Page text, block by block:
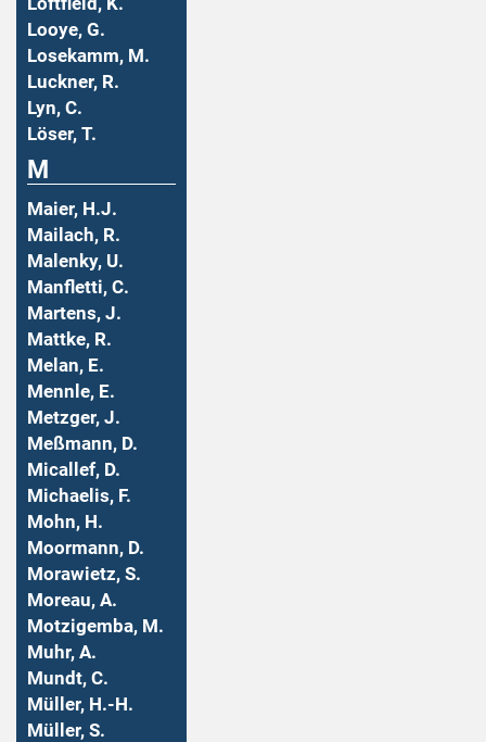
Looye, G.
Losekamm, M.
Luckner, R.
Lyn, C.
Löser, T.
M
Maier, H.J.
Mailach, R.
Malenky, U.
Manfletti, C.
Martens, J.
Mattke, R.
Melan, E.
Mennle, E.
Metzger, J.
Meßmann, D.
Micallef, D.
Michaelis, F.
Mohn, H.
Moormann, D.
Morawietz, S.
Moreau, A.
Motzigemba, M.
Muhr, A.
Mundt, C.
Müller, H.-H.
Müller, S.